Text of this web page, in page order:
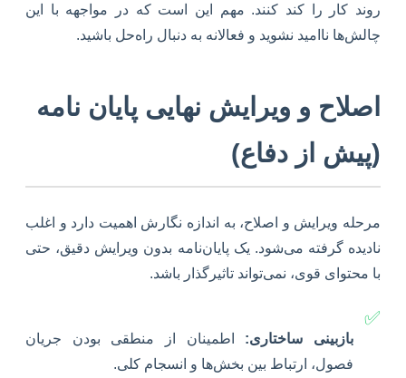
روند کار را کند کنند. مهم این است که در مواجهه با این
چالش‌ها ناامید نشوید و فعالانه به دنبال راه‌حل باشید.
اصلاح و ویرایش نهایی پایان نامه
(پیش از دفاع)
مرحله ویرایش و اصلاح، به اندازه نگارش اهمیت دارد و اغلب
نادیده گرفته می‌شود. یک پایان‌نامه بدون ویرایش دقیق، حتی
با محتوای قوی، نمی‌تواند تاثیرگذار باشد.
✅
بازبینی ساختاری: اطمینان از منطقی بودن جریان
فصول، ارتباط بین بخش‌ها و انسجام کلی.